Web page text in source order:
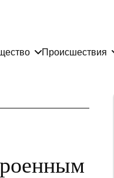
Происшествия